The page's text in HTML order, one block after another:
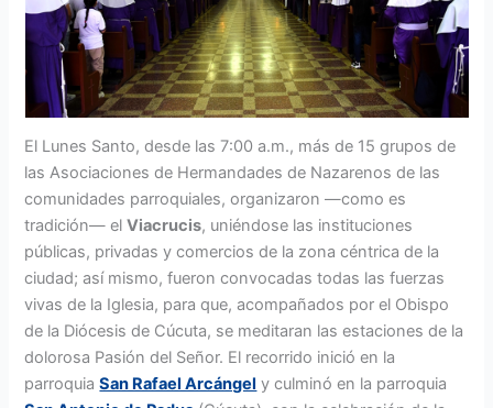
El Lunes Santo, desde las 7:00 a.m., más de 15 grupos de
las Asociaciones de Hermandades de Nazarenos de las
comunidades parroquiales, organizaron ―como es
tradición― elViacrucis, uniéndose las instituciones
públicas, privadas y comercios de la zona céntrica de la
ciudad; así mismo, fueron convocadas todas las fuerzas
vivas de la Iglesia, para que, acompañados por el Obispo
de la Diócesis de Cúcuta, se meditaran las estaciones de la
dolorosa Pasión del Señor. El recorrido inició en la
parroquiaSan Rafael Arcángel y culminó en la parroquia